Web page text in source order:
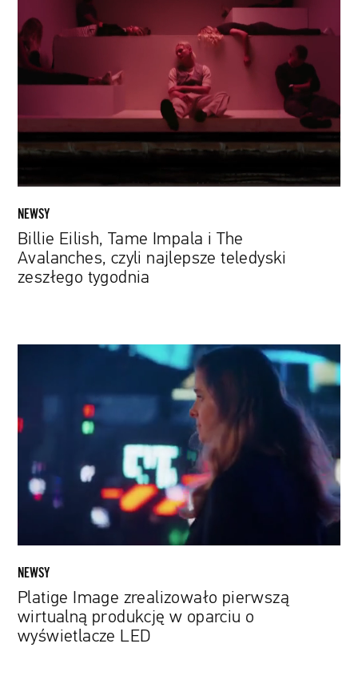
Tame
Impala
czyli
najlepsze
teledyski
zeszłego
tygodnia
NEWSY
Billie Eilish, Tame Impala i The
Avalanches, czyli najlepsze teledyski
zeszłego tygodnia
wirtualną
oparciu
LED
NEWSY
Platige Image zrealizowało pierwszą
wirtualną produkcję w oparciu o
wyświetlacze LED